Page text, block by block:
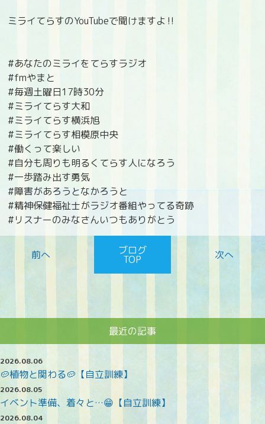
ミライてらすのYouTubeで聞けますよ‼️
#あなたのミライをてらすラジオ
#fmやまと
#毎週土曜日17時30分
#ミライてらす大和
#ミライてらす横浜旭
#ミライてらす相模原中央
#働くって楽しい
#自分も周りも明るくてらす人になろう
#一歩踏み出す勇気
#障害があろうとなかろうと
#精神保健福祉士がラジオ番組やってる奇跡
#リスナーのみなさんいつもありがとう
ブログ
TOP
最近の記事
2026.08.06
🥔植物と関わる🥔【自立訓練】
2026.08.05
イベント準備、着々と…😁【自立訓練】
2026.08.04